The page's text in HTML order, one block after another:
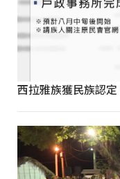
西拉雅族獲民族認